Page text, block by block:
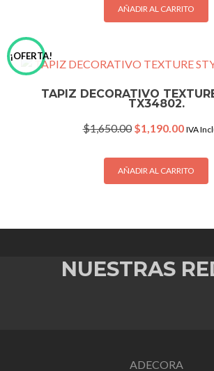
$1,650.00.
AÑADIR AL CARRITO
¡OFERTA!
TAPIZ DECORATIVO
TX34802.
$1,650.00 Original
was:
$1,650.00.
$1,190.00
is:
IVA
AÑADIR AL CARRITO
NUESTRAS
ADECORA